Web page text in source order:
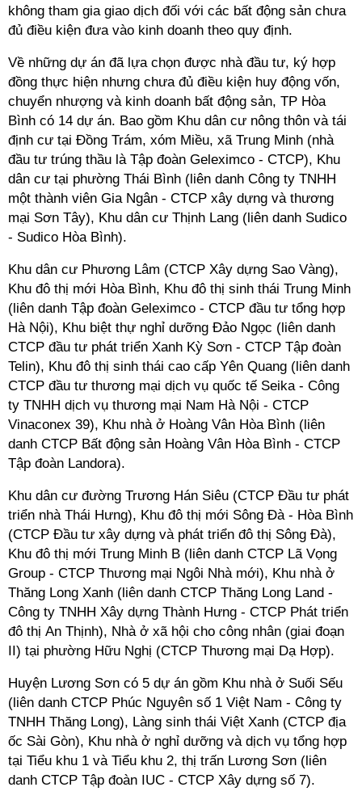
không tham gia giao dịch đối với các bất động sản chưa
đủ điều kiện đưa vào kinh doanh theo quy định.
Về những dự án đã lựa chọn được nhà đầu tư, ký hợp
đồng thực hiện nhưng chưa đủ điều kiện huy động vốn,
chuyển nhượng và kinh doanh bất động sản, TP Hòa
Bình có 14 dự án. Bao gồm Khu dân cư nông thôn và tái
định cư tại Đồng Trám, xóm Miều, xã Trung Minh (nhà
đầu tư trúng thầu là Tập đoàn Geleximco - CTCP), Khu
dân cư tại phường Thái Bình (liên danh Công ty TNHH
một thành viên Gia Ngân - CTCP xây dựng và thương
mại Sơn Tây), Khu dân cư Thịnh Lang (liên danh Sudico
- Sudico Hòa Bình).
Khu dân cư Phương Lâm (CTCP Xây dựng Sao Vàng),
Khu đô thị mới Hòa Bình, Khu đô thị sinh thái Trung Minh
(liên danh Tập đoàn Geleximco - CTCP đầu tư tổng hợp
Hà Nội), Khu biệt thự nghỉ dưỡng Đảo Ngọc (liên danh
CTCP đầu tư phát triển Xanh Kỳ Sơn - CTCP Tập đoàn
Telin), Khu đô thị sinh thái cao cấp Yên Quang (liên danh
CTCP đầu tư thương mại dịch vụ quốc tế Seika - Công
ty TNHH dịch vụ thương mại Nam Hà Nội - CTCP
Vinaconex 39), Khu nhà ở Hoàng Vân Hòa Bình (liên
danh CTCP Bất động sản Hoàng Vân Hòa Bình - CTCP
Tập đoàn Landora).
Khu dân cư đường Trương Hán Siêu (CTCP Đầu tư phát
triển nhà Thái Hưng), Khu đô thị mới Sông Đà - Hòa Bình
(CTCP Đầu tư xây dựng và phát triển đô thị Sông Đà),
Khu đô thị mới Trung Minh B (liên danh CTCP Lã Vọng
Group - CTCP Thương mại Ngôi Nhà mới), Khu nhà ở
Thăng Long Xanh (liên danh CTCP Thăng Long Land -
Công ty TNHH Xây dựng Thành Hưng - CTCP Phát triển
đô thị An Thịnh), Nhà ở xã hội cho công nhân (giai đoạn
II) tại phường Hữu Nghị (CTCP Thương mại Dạ Hợp).
Huyện Lương Sơn có 5 dự án gồm Khu nhà ở Suối Sếu
(liên danh CTCP Phúc Nguyên số 1 Việt Nam - Công ty
TNHH Thăng Long), Làng sinh thái Việt Xanh (CTCP địa
ốc Sài Gòn), Khu nhà ở nghỉ dưỡng và dịch vụ tổng hợp
tại Tiểu khu 1 và Tiểu khu 2, thị trấn Lương Sơn (liên
danh CTCP Tập đoàn IUC - CTCP Xây dựng số 7).